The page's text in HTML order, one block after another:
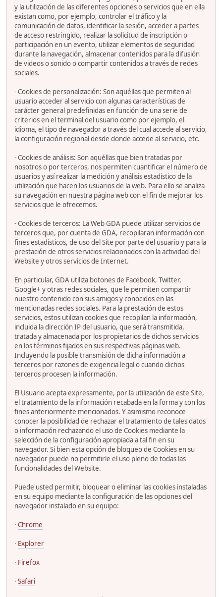
y la utilización de las diferentes opciones o servicios que en ella
existan como, por ejemplo, controlar el tráfico y la
comunicación de datos, identificar la sesión, acceder a partes
de acceso restringido, realizar la solicitud de inscripción o
participación en un evento, utilizar elementos de seguridad
durante la navegación, almacenar contenidos para la difusión
de videos o sonido o compartir contenidos a través de redes
sociales.
- Cookies de personalización: Son aquéllas que permiten al
usuario acceder al servicio con algunas características de
carácter general predefinidas en función de una serie de
criterios en el terminal del usuario como por ejemplo, el
idioma, el tipo de navegador a través del cual accede al servicio,
la configuración regional desde donde accede al servicio, etc.
- Cookies de análisis: Son aquéllas que bien tratadas por
nosotros o por terceros, nos permiten cuantificar el número de
usuarios y así realizar la medición y análisis estadístico de la
utilización que hacen los usuarios de la web. Para ello se analiza
su navegación en nuestra página web con el fin de mejorar los
servicios que le ofrecemos.
- Cookies de terceros: La Web GDA puede utilizar servicios de
terceros que, por cuenta de GDA, recopilaran información con
fines estadísticos, de uso del Site por parte del usuario y para la
prestación de otros servicios relacionados con la actividad del
Website y otros servicios de Internet.
En particular, GDA utiliza botones de Facebook, Twitter,
Google+ y otras redes sociales, que le permiten compartir
nuestro contenido con sus amigos y conocidos en las
mencionadas redes sociales. Para la prestación de estos
servicios, estos utilizan cookies que recopilan la información,
incluida la dirección IP del usuario, que será transmitida,
tratada y almacenada por los propietarios de dichos servicios
en los términos fijados en sus respectivas páginas web.
Incluyendo la posible transmisión de dicha información a
terceros por razones de exigencia legal o cuando dichos
terceros procesen la información.
El Usuario acepta expresamente, por la utilización de este Site,
el tratamiento de la información recabada en la forma y con los
fines anteriormente mencionados. Y asimismo reconoce
conocer la posibilidad de rechazar el tratamiento de tales datos
o información rechazando el uso de Cookies mediante la
selección de la configuración apropiada a tal fin en su
navegador. Si bien esta opción de bloqueo de Cookies en su
navegador puede no permitirle el uso pleno de todas las
funcionalidades del Website.
Puede usted permitir, bloquear o eliminar las cookies instaladas
en su equipo mediante la configuración de las opciones del
navegador instalado en su equipo:
· Chrome
· Explorer
· Firefox
· Safari